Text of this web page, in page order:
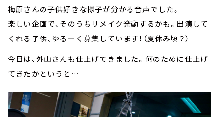
梅原さんの子供好きな様子が分かる音声でした。
楽しい企画で、そのうちリメイク発動するかも。出演して
くれる子供、ゆるーく募集しています！（夏休み頃？）
今日は、外山さんも仕上げてきました。何のために仕上げ
てきたかというと…